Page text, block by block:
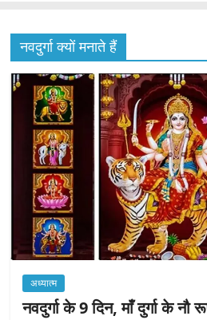
नवदुर्गा क्यों मनाते हैं
अध्यात्म
नवदुर्गा के 9 दिन, माँ दुर्गा के